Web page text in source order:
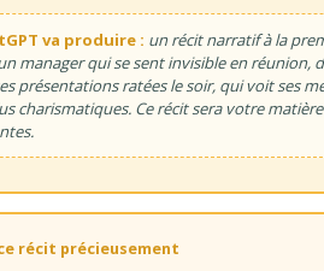
va produire : un récit narratif à la
manager qui se sent invisible en réunion,
présentations ratées le soir, qui voit ses
charismatiques. Ce récit sera votre
récit précieusement